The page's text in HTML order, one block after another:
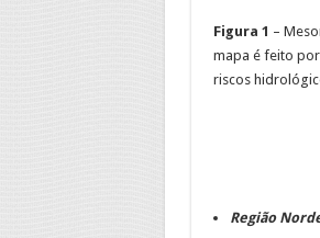
Figura 1 –
mapa é feito
riscos
Região